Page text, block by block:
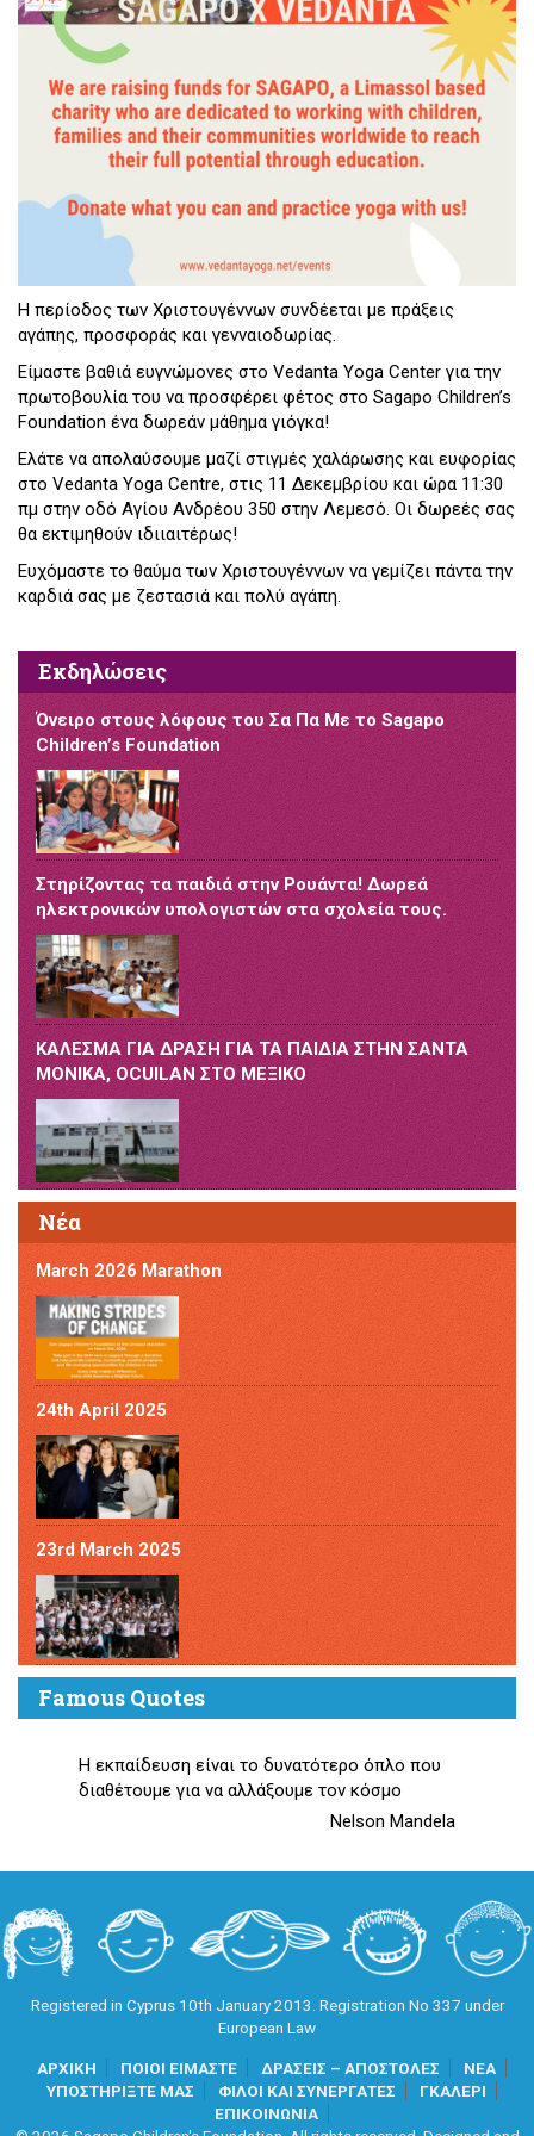
Η περίοδος των Χριστουγέννων συνδέεται με πράξεις
αγάπης, προσφοράς και γενναιοδωρίας.
Είμαστε βαθιά ευγνώμονες στο Vedanta Yoga Center για την
πρωτοβουλία του να προσφέρει φέτος στο Sagapo Children’s
Foundation ένα δωρεάν μάθημα γιόγκα!
Ελάτε να απολαύσουμε μαζί στιγμές χαλάρωσης και ευφορίας
στο Vedanta Yoga Centre, στις 11 Δεκεμβρίου και ώρα 11:30
πμ στην οδό Αγίου Ανδρέου 350 στην Λεμεσό. Οι δωρεές σας
θα εκτιμηθούν ιδιιαιτέρως!
Ευχόμαστε το θαύμα των Χριστουγέννων να γεμίζει πάντα την
καρδιά σας με ζεστασιά και πολύ αγάπη.
Εκδηλώσεις
Όνειρο στους λόφους του Σα Πα Με το Sagapo
Children’s Foundation
Στηρίζοντας τα παιδιά στην Ρουάντα! Δωρεά
ηλεκτρονικών υπολογιστών στα σχολεία τους.
ΚΑΛΕΣΜΑ ΓΙΑ ΔΡΑΣΗ ΓΙΑ ΤΑ ΠΑΙΔΙΑ ΣΤΗΝ ΣΑΝΤΑ
ΜΟΝΙΚΑ, OCUILAN ΣΤΟ ΜΕΞΙΚΟ
Νέα
March 2026 Marathon
24th April 2025
23rd March 2025
Famous Quotes
Η εκπαίδευση είναι το δυνατότερο όπλο που
διαθέτουμε για να αλλάξουμε τον κόσμο
Nelson Mandela
Registered in Cyprus 10th January 2013. Registration No 337 under
European Law
ΑΡΧΙΚΗ ΠΟΙΟΙ ΕΙΜΑΣΤΕ ΔΡΑΣΕΙΣ – ΑΠΟΣΤΟΛΕΣ
ΝΕΑ
ΥΠΟΣΤΗΡΙΞΤΕ ΜΑΣ
ΦΙΛΟΙ ΚΑΙ ΣΥΝΕΡΓΑΤΕΣ
ΓΚΑΛΕΡΙ
ΕΠΙΚΟΙΝΩΝΙΑ